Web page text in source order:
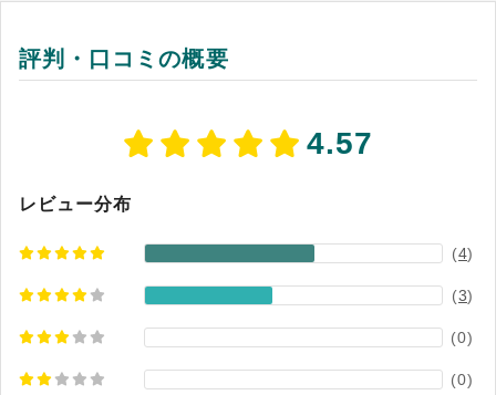
感的で、ドラッグ＆ドロップ操作により画像やア
イコン、テキストを自由に配置できます。専門的
完成できる点が強みです。色味や文字サイズ、フ
細かく調整できる自由度の高さも特徴です。
評判・口コミの概要
4.57
レビュー分布
(4)
(3)
(0)
(0)